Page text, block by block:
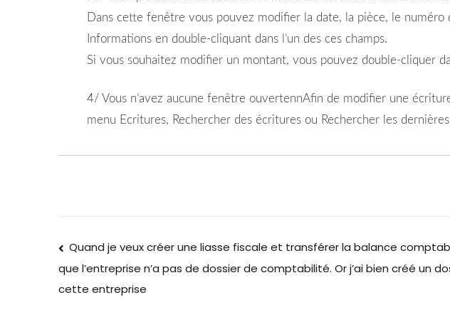
Dans cette fenêtre vous pouvez modifier la date, la pièce, le
Informations en double-cliquant dans l’un des ces champs.
Si vous souhaitez modifier un montant, vous pouvez double-cliquer
4/ Vous n’avez aucune fenêtre ouvertennAfin de modifier une
menu Ecritures, Rechercher des écritures ou Rechercher les
Quand je veux créer une liasse fiscale et transférer la balance
que l’entreprise n’a pas de dossier de comptabilité. Or j’ai bien créé un
cette entreprise